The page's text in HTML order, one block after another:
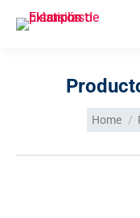
You are
Home